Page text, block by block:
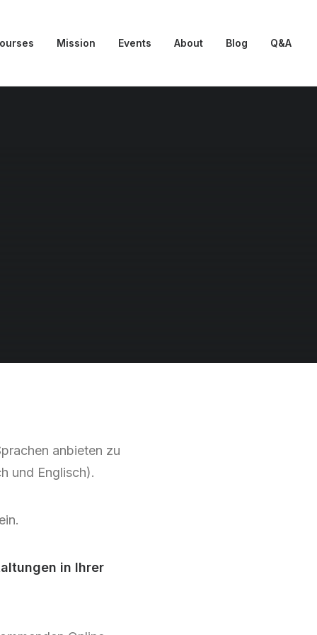
Mission Events About Blog Q&A
anbieten zu
und Englisch).
in Ihrer